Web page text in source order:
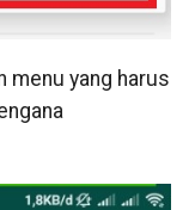
menu yang harus